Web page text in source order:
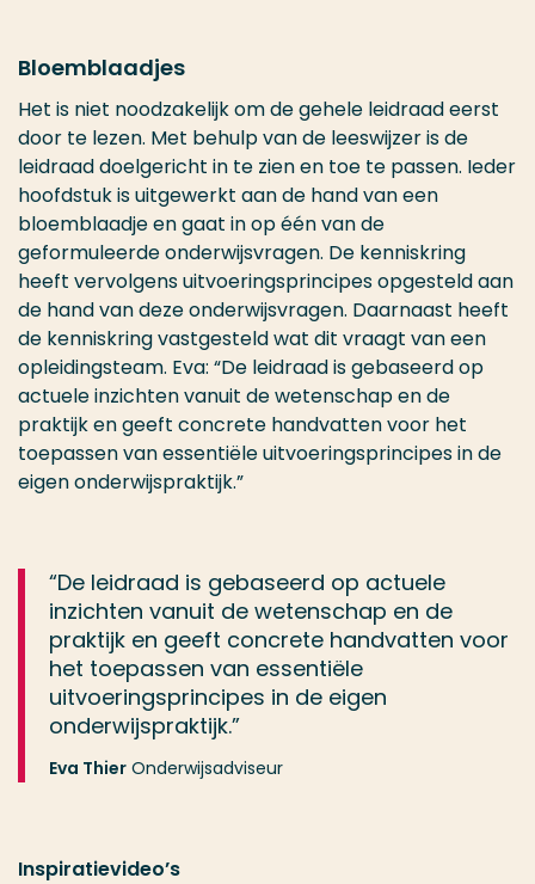
Bloemblaadjes
Het is niet noodzakelijk om de gehele leidraad eerst
door te lezen. Met behulp van de leeswijzer is de
leidraad doelgericht in te zien en toe te passen. Ieder
hoofdstuk is uitgewerkt aan de hand van een
bloemblaadje en gaat in op één van de
geformuleerde onderwijsvragen. De kenniskring
heeft vervolgens uitvoeringsprincipes opgesteld aan
de hand van deze onderwijsvragen. Daarnaast heeft
de kenniskring vastgesteld wat dit vraagt van een
opleidingsteam. Eva: “De leidraad is gebaseerd op
actuele inzichten vanuit de wetenschap en de
praktijk en geeft concrete handvatten voor het
toepassen van essentiële uitvoeringsprincipes in de
eigen onderwijspraktijk.”
“De leidraad is gebaseerd op actuele
inzichten vanuit de wetenschap en de
praktijk en geeft concrete handvatten voor
het toepassen van essentiële
uitvoeringsprincipes in de eigen
onderwijspraktijk.”
Eva Thier Onderwijsadviseur
Inspiratievideo’s